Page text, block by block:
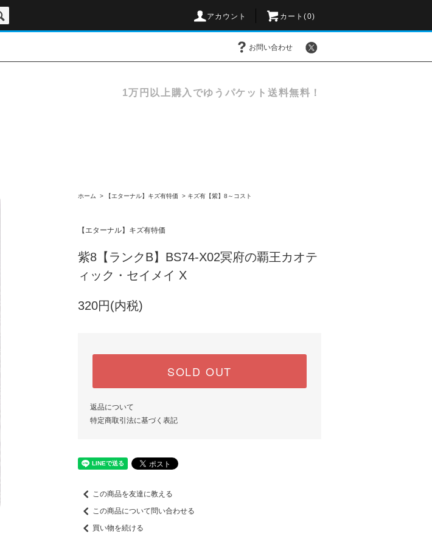
アカウント カート(0)
お問い合わせ
1万円以上購入でゆうパケット送料無料！
ホーム > 【エターナル】キズ有特価 > キズ有【紫】8～コスト
【エターナル】キズ有特価
紫8【ランクB】BS74-X02冥府の覇王カオテ
ィック・セイメイ X
320円(内税)
SOLD OUT
返品について
特定商取引法に基づく表記
この商品を友達に教える
この商品について問い合わせる
買い物を続ける